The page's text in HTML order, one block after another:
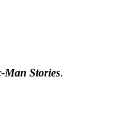
Man Stories.